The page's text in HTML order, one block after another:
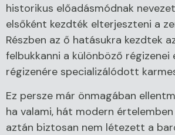
historikus előadásmódnak
elsőként kezdték elterjeszteni a
Részben az ő hatásukra kezdtek
felbukkanni a különböző régizenei
régizenére specializálódott
Ez persze már önmagában
ha valami, hát modern
aztán biztosan nem létezett a